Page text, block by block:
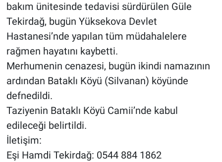
bakım ünitesinde tedavisi sürdürülen Güle
Tekirdağ, bugün Yüksekova Devlet
Hastanesi’nde yapılan tüm müdahalelere
rağmen hayatını kaybetti.
Merhumenin cenazesi, bugün ikindi namazının
ardından Bataklı Köyü (Silvanan) köyünde
defnedildi.
Taziyenin Bataklı Köyü Camii’nde kabul
edileceği belirtildi.
İletişim:
Eşi Hamdi Tekirdağ: 0544 884 1862